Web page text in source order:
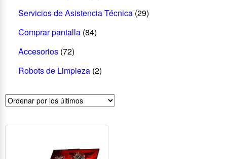
Servicios de Asistencia Técnica (29)
Comprar pantalla (84)
Accesorios (72)
Robots de Limpieza (2)